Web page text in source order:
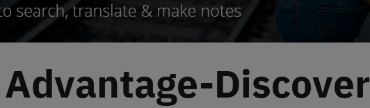
Discover